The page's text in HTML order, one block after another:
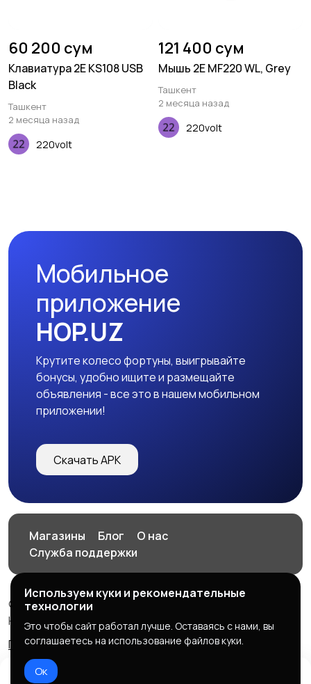
60 200 сум
Клавиатура 2E KS108 USB
Black
Ташкент
2 месяца назад
220volt
121 400 сум
Мышь 2E MF220 WL, Grey
Ташкент
2 месяца назад
220volt
Мобильное
приложение
HOP.UZ
Крутите колесо фортуны, выигрывайте
бонусы, удобно ищите и размещайте
объявления - все это в нашем мобильном
приложении!
Скачать APK
Магазины Блог
О нас
Служба поддержки
© 2026 HOP.UZ
HOP.UZ
Правила сервиса
Политика конфиденциальности
Используем куки и рекомендательные
технологии
Это чтобы сайт работал лучше. Оставаясь с нами, вы
соглашаетесь на использование файлов куки.
Ок